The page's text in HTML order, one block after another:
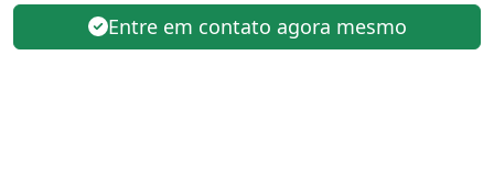
Entre em contato agora mesmo